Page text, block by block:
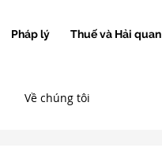
Pháp lý Thuế và Hải quan
Về chúng tôi